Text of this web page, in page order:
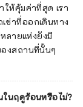
ให้คุ้มค่าที่สุด เรา
ช่าที่ออกเดินทาง
ลายแห่งยังมี
งสถานที่นั้นๆ
นฤดูร้อนหรือไม่?